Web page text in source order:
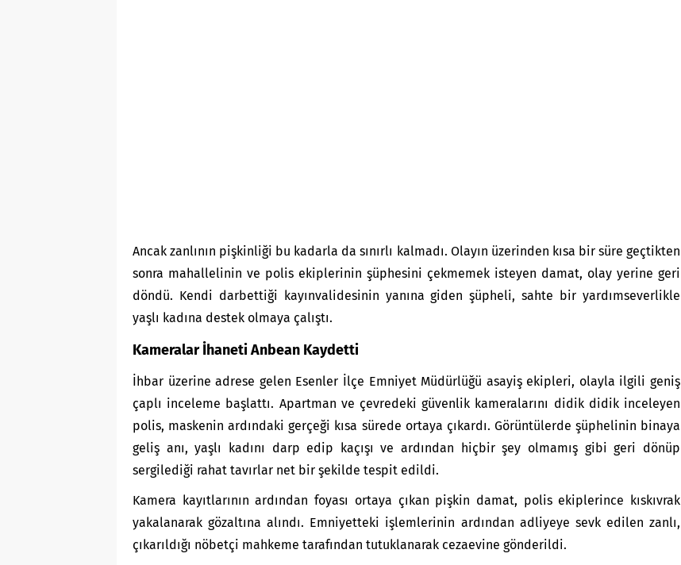
Ancak zanlının pişkinliği bu kadarla da sınırlı kalmadı. Olayın üzerinden kısa bir süre geçtikten
sonra mahallelinin ve polis ekiplerinin şüphesini çekmemek isteyen damat, olay yerine geri
döndü. Kendi darbettiği kayınvalidesinin yanına giden şüpheli, sahte bir yardımseverlikle
yaşlı kadına destek olmaya çalıştı.
Kameralar İhaneti Anbean Kaydetti
İhbar üzerine adrese gelen Esenler İlçe Emniyet Müdürlüğü asayiş ekipleri, olayla ilgili geniş
çaplı inceleme başlattı. Apartman ve çevredeki güvenlik kameralarını didik didik inceleyen
polis, maskenin ardındaki gerçeği kısa sürede ortaya çıkardı. Görüntülerde şüphelinin binaya
geliş anı, yaşlı kadını darp edip kaçışı ve ardından hiçbir şey olmamış gibi geri dönüp
sergilediği rahat tavırlar net bir şekilde tespit edildi.
Kamera kayıtlarının ardından foyası ortaya çıkan pişkin damat, polis ekiplerince kıskıvrak
yakalanarak gözaltına alındı. Emniyetteki işlemlerinin ardından adliyeye sevk edilen zanlı,
çıkarıldığı nöbetçi mahkeme tarafından tutuklanarak cezaevine gönderildi.